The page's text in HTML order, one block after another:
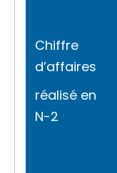
Chiffre
d’affaires
réalisé en
N-2